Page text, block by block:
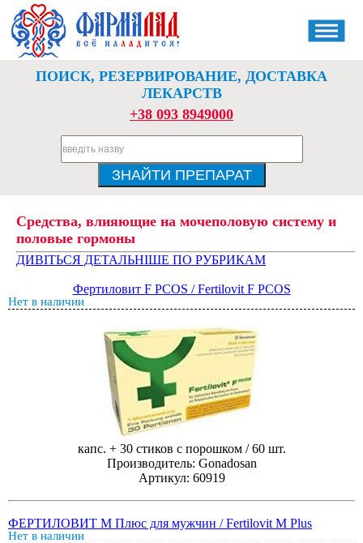
ПОИСК, РЕЗЕРВИРОВАНИЕ, ДОСТАВКА
ЛЕКАРСТВ
+38 093 8949000
Средства, влияющие на мочеполовую систему и
половые гормоны
ДИВІТЬСЯ ДЕТАЛЬНІШЕ ПО РУБРИКАМ
Фертиловит F PCOS / Fertilovit F PCOS
Нет в наличии
капс. + 30 стиков с порошком / 60 шт.
Производитель: Gonadosan
Артикул: 60919
ФЕРТИЛОВИТ М Плюс для мужчин / Fertilovit M Plus
Нет в наличии